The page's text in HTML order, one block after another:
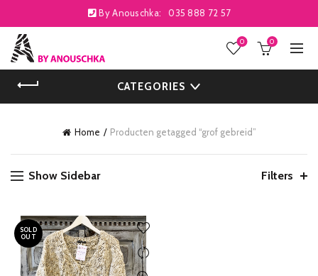
By Anouschka: 035 888 72 57
0 0
CATEGORIES
Home Producten getagged “grof gebreid”
Show Sidebar Filters
SOLD
OUT